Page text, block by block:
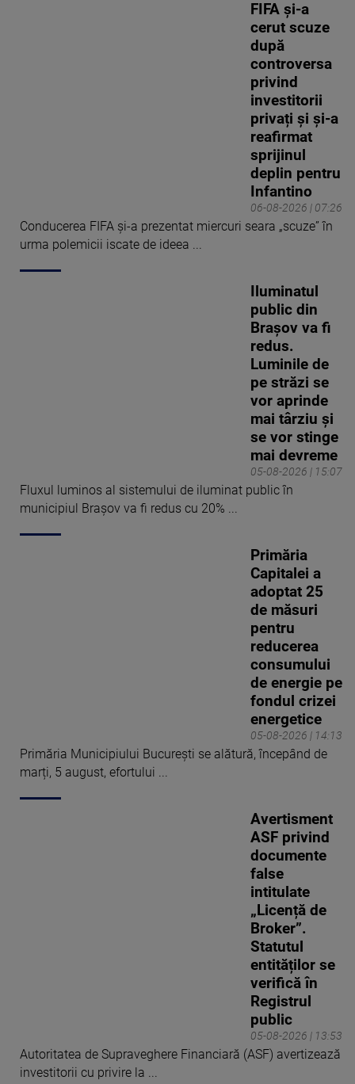
06-08-2026 | 07:26
FIFA și-a
cerut scuze
după
controversa
privind
investitorii
privați și și-a
reafirmat
sprijinul
deplin pentru
Infantino
Conducerea FIFA și-a prezentat miercuri seara „scuze” în
urma polemicii iscate de ideea ...
05-08-2026 | 15:07
Iluminatul
public din
Brașov va fi
redus.
Luminile de
pe străzi se
vor aprinde
mai târziu și
se vor stinge
mai devreme
Fluxul luminos al sistemului de iluminat public în
municipiul Brașov va fi redus cu 20% ...
05-08-2026 | 14:13
Primăria
Capitalei a
adoptat 25
de măsuri
pentru
reducerea
consumului
de energie pe
fondul crizei
energetice
Primăria Municipiului București se alătură, începând de
marți, 5 august, efortului ...
05-08-2026 | 13:53
Avertisment
ASF privind
documente
false
intitulate
„Licență de
Broker”.
Statutul
entităților se
verifică în
Registrul
public
Autoritatea de Supraveghere Financiară (ASF) avertizează
investitorii cu privire la ...